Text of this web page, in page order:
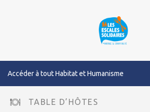
Accéder à tout Habitat et Humanisme
TABLE D’HÔTES